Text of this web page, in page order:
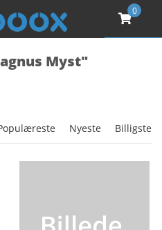
0
Myst"
Nyeste Billigste